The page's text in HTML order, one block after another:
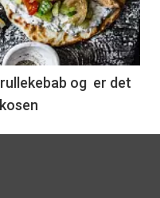
og er det